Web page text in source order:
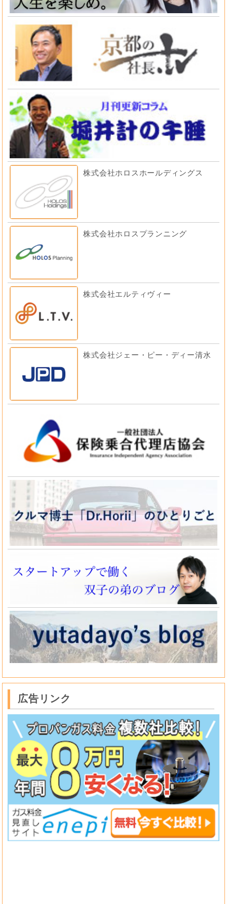
株式会社ホロスホールディングス
株式会社ホロスプランニング
株式会社エルティヴィー
株式会社ジェー・ピー・ディー清水
広告リンク